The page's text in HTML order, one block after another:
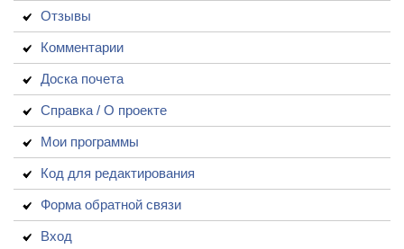
Отзывы
Комментарии
Доска почета
Справка / О проекте
Мои программы
Код для редактирования
Форма обратной связи
Вход